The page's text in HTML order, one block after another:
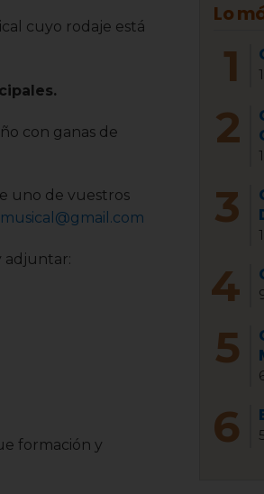
cuyo rodaje está
con ganas de
uno de vuestros
adjuntar:
formación y
Lo